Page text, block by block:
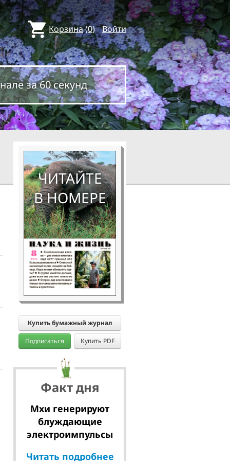
Корзина(0) Войти
за 60 секунд
ЧИТАЙТЕ
В НОМЕРЕ
Купить бумажный журнал
Подписаться Купить PDF
Факт дня
Мхи генерируют
блуждающие
электроимпульсы
Читать подробнее